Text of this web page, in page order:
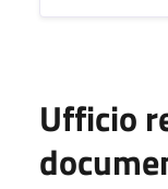
Ufficio